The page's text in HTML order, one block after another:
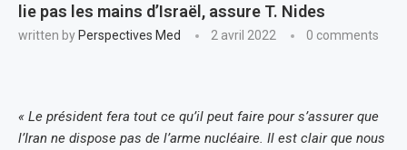
lie pas les mains d’Israël, assure T. Nides
written by Perspectives Med 2 avril 2022 0 comments
« Le président fera tout ce qu’il peut faire pour s’assurer que
l’Iran ne dispose pas de l’arme nucléaire. Il est clair que nous